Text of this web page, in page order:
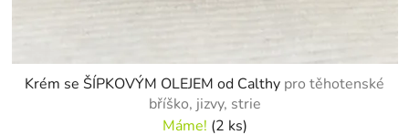
Krém se ŠÍPKOVÝM OLEJEM od Calthy pro těhotenské
bříško, jizvy, strie
Máme! (2 ks)